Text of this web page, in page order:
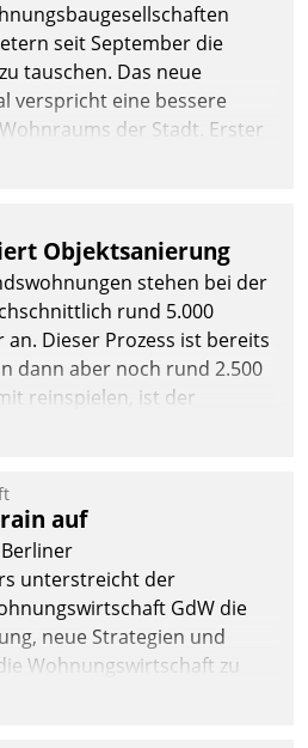
seit September die
tauschen. Das neue
verspricht eine bessere
der Stadt. Erster
Lösung API-Hub mit
Objektsanierung
stehen bei der
rund 5.000
an. Dieser Prozess ist bereits
dann aber noch rund 2.500
reinspielen, ist der
immens. Im
daher
Datatrain GmbH den
digitalisiert.
auf
unterstreicht der
GdW die
neue Strategien und
Wohnungswirtschaft zu